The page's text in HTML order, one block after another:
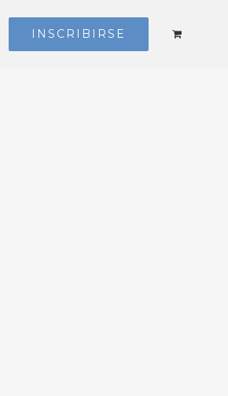
INSCRIBIRSE